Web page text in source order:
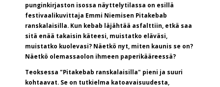
punginkirjaston isossa näyttelytilassa on esillä
festivaalikuvittaja Emmi Niemisen Pitakebab
ranskalaisilla. Kun kebab läjähtää asfalttiin, etkä saa
sitä enää takaisin käteesi, muistatko eläväsi,
muistatko kuolevasi? Näetkö nyt, miten kaunis se on?
Näetkö olemassaolon ihmeen paperikääreessä?
Teoksessa "Pitakebab ranskalaisilla" pieni ja suuri
kohtaavat. Se on tutkielma katoavaisuudesta,